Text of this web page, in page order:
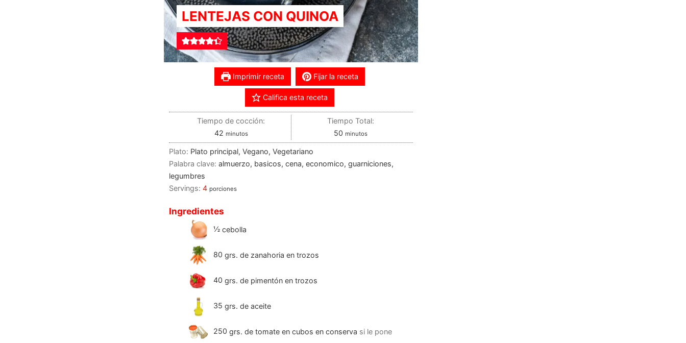
LENTEJAS CON QUINOA
Imprimir receta Fijar la receta
Califica esta receta
Tiempo de cocción:
42 minutos
Tiempo Total:
50 minutos
Plato: Plato principal, Vegano, Vegetariano
Palabra clave: almuerzo, basicos, cena, economico, guarniciones,
legumbres
Servings: 4 porciones
Ingredientes
½ cebolla
80 grs. de zanahoria en trozos
40 grs. de pimentón en trozos
35 grs. de aceite
250 grs. de tomate en cubos en conserva si le pone